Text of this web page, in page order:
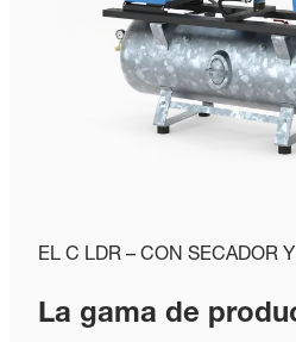
EL C LDR – CON SECADOR
La gama de